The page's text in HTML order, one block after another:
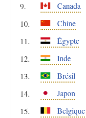
Canada
Chine
Égypte
Inde
Brésil
Japon
Belgique